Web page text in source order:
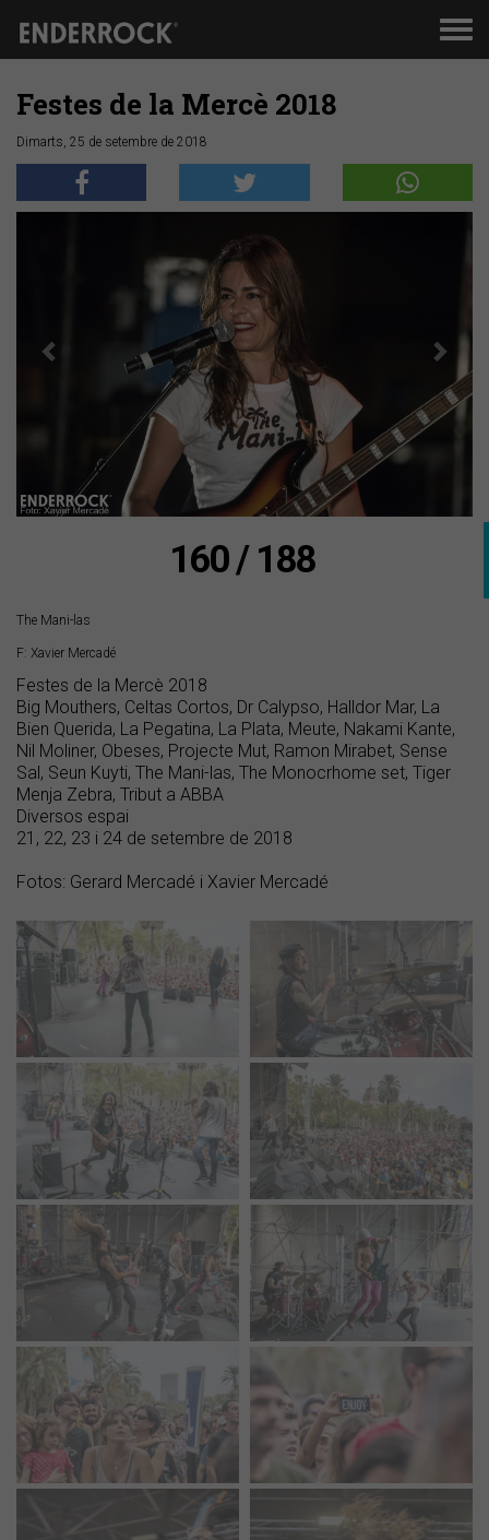
Festes de la Mercè 2018
Dimarts, 25 de setembre de 2018
Anterior
160 / 188
The Mani-las
F: Xavier Mercadé
Festes de la Mercè 2018
Big Mouthers, Celtas Cortos, Dr Calypso, Halldor Mar, La
Bien Querida, La Pegatina, La Plata, Meute, Nakami Kante,
Nil Moliner, Obeses, Projecte Mut, Ramon Mirabet, Sense
Sal, Seun Kuyti, The Mani-las, The Monocrhome set, Tiger
Menja Zebra, Tribut a ABBA
Diversos espai
21, 22, 23 i 24 de setembre de 2018
Fotos: Gerard Mercadé i Xavier Mercadé